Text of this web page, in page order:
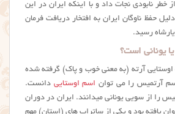
خطر نابودی نجات داد و با اینکه ایران در این
حفظ ناوگان ایران به افتخار دریافت فرمان
رسید.
یونانی است؟
اوستایی آرته (به معنی خوب و پاک) گرفته شده
آرتمیس را می توان اسم اوستایی دانست.
را از سویی یونانی میدانند. ایران در دوران
یافته بود و یکی از ساتراپ های (استان) مهم